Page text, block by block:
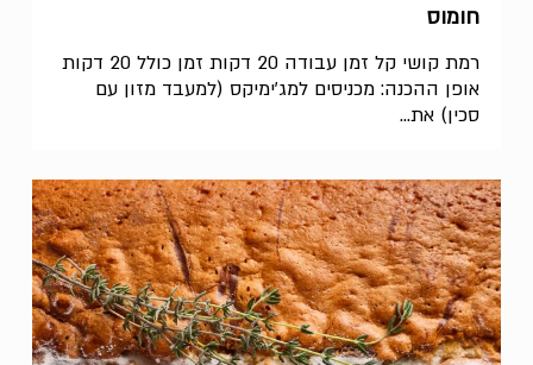
חומוס
רמת קושי קל זמן עבודה 20 דקות זמן כולל 20 דקות
אופן ההכנה: מכניסים למג'ימיקס (למעבד מזון עם
סכין) את...